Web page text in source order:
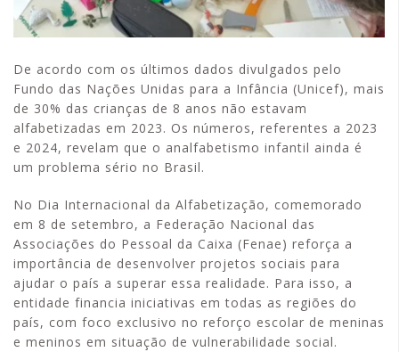
De acordo com os últimos dados divulgados pelo
Fundo das Nações Unidas para a Infância (Unicef), mais
de 30% das crianças de 8 anos não estavam
alfabetizadas em 2023. Os números, referentes a 2023
e 2024, revelam que o analfabetismo infantil ainda é
um problema sério no Brasil.
No Dia Internacional da Alfabetização, comemorado
em 8 de setembro, a Federação Nacional das
Associações do Pessoal da Caixa (Fenae) reforça a
importância de desenvolver projetos sociais para
ajudar o país a superar essa realidade. Para isso, a
entidade financia iniciativas em todas as regiões do
país, com foco exclusivo no reforço escolar de meninas
e meninos em situação de vulnerabilidade social.